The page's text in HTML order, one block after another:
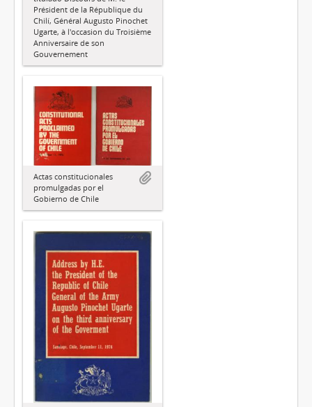
Président de la République du
Chilí, Général Augusto Pinochet
Ugarte, à l'occasion du Troisième
Anniversaire de son
Gouvernement
Actas constitucionales
promulgadas por el
Gobierno de Chile